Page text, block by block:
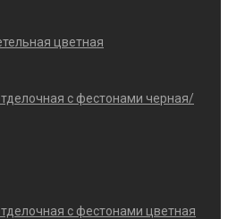
цветная
с фестонами черная/
с фестонами цветная